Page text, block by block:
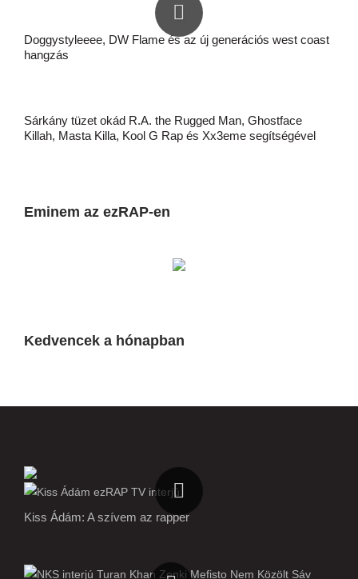
Doggystyleeee, DW Flame és az új generációs west coast
hangzás
Sárkány tüzet okád R.A. the Rugged Man, Ghostface
Killah, Masta Killa, Kool G Rap és Xx3eme segítségével
Eminem az ezRAP-en
Kedvencek a hónapban
Kiss Ádám: A szívem az rapper